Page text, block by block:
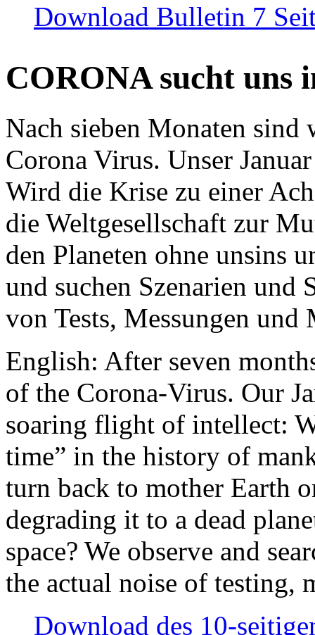
Download Bulletin 7
CORONA sucht uns
Nach sieben Monaten
Corona Virus. Unser
Wird die Krise zu einer
die Weltgesellschaft zur
den Planeten ohne unsins
und suchen Szenarien und
von Tests, Messungen und
English: After seven
of the Corona-Virus. Our
soaring flight of intellect:
time” in the history of
turn back to mother Earth
degrading it to a dead
space? We observe and
the actual noise of testing,
Download des 10-